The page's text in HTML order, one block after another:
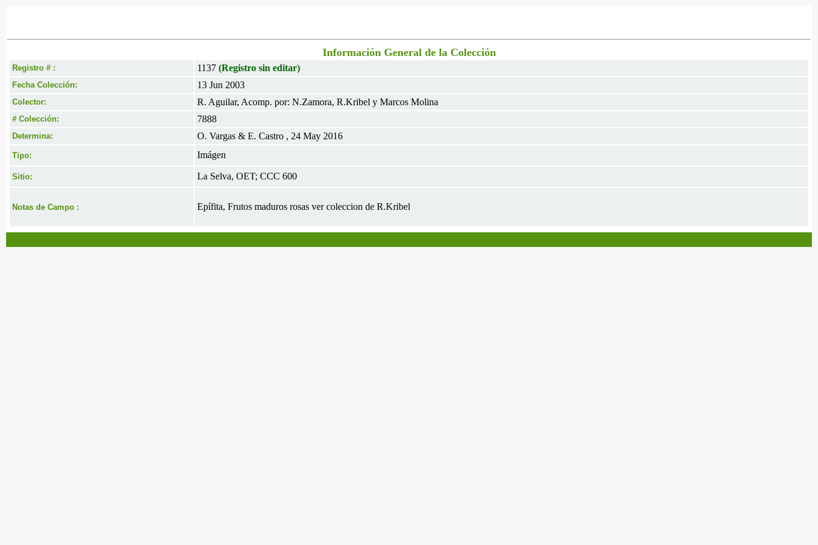
Información General de la Colección
Registro # : 1137 (Registro sin editar)
Fecha Colección: 13 Jun 2003
Colector: R. Aguilar, Acomp. por: N.Zamora, R.Kribel y Marcos Molina
# Colección: 7888
Determina: O. Vargas & E. Castro , 24 May 2016
Tipo: Imágen
Sitio: La Selva, OET; CCC 600
Notas de Campo : Epífita, Frutos maduros rosas ver coleccion de R.Kribel